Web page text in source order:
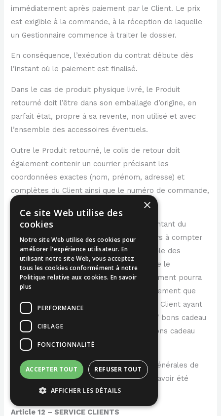
immédiatement après paiement par le Client. Le prix
est exigible à la commande, à la réception de laquelle
un Gestionnaire commence à traiter le dossier.
En conséquence, l’exécution du contrat débute dès
l’instant où le paiement est finalisé.
Dans le cas de produit physique livré, le Produit
retourné doit l’être dans son emballage d’origine, en
parfait état, propre à sa revente, non utilisé et avec
l’ensemble des accessoires éventuels.
Outre le Produit retourné, le colis de retour doit
également contenir un courrier précisant les
coordonnées exactes (nom, prénom, adresse) et
complètes du Client ainsi que le numéro de commande,
L’Exploitant remboursera au Client le montant du
Produit dans un délai de quatorze (14) jours à compter
de la réception du Produit et de l’ensemble des
éléments permettant de mettre en œuvre le
remboursement du Client. Ce remboursement pourra
être effectué par le même moyen de paiement que
celui employé pour le Client. A ce titre, le Client ayant
réglé sa commande sous forme d’avoirs / bons cadeau
pourront être remboursés par avoirs / bons cadeau
selon la volonté de l’Exploitant.
En acceptant les présentes Conditions Générales de
Vente, le Client reconnaît expressément avoir été
informé des modalités de rétractation.
Article 12 – SERVICE CLIENTS
×
Ce site Web utilise des
cookies
Notre site Web utilise des cookies pour
améliorer l'expérience utilisateur. En
utilisant notre site Web, vous acceptez
tous les cookies conformément à notre
Politique relative aux cookies. En savoir
plus
PERFORMANCE
CIBLAGE
FONCTIONNALITÉ
ACCEPTER TOUT REFUSER TOUT
AFFICHER LES DÉTAILS